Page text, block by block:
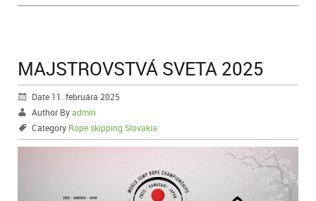
MAJSTROVSTVÁ SVETA 2025
Date 11. februára 2025
Author Byadmin
Category Rope skipping Slovakia